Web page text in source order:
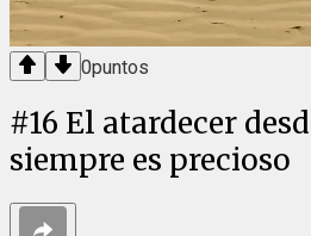
0puntos
#16 El atardecer
siempre es precioso